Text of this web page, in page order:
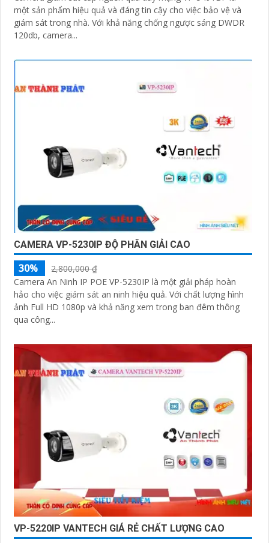
một sản phẩm hiệu quả và đáng tin cậy cho việc bảo vệ và
giám sát trong nhà. Với khả năng chống ngược sáng DWDR
120db, camera...
CAMERA VP-5230IP ĐỘ PHÂN GIẢI CAO
30%
2,800,000 ₫
Camera An Ninh IP POE VP-5230IP là một giải pháp hoàn
hảo cho việc giám sát an ninh hiệu quả. Với chất lượng hình
ảnh Full HD 1080p và khả năng xem trong ban đêm thông
qua công...
VP-5220IP VANTECH GIÁ RẺ CHẤT LƯỢNG CAO